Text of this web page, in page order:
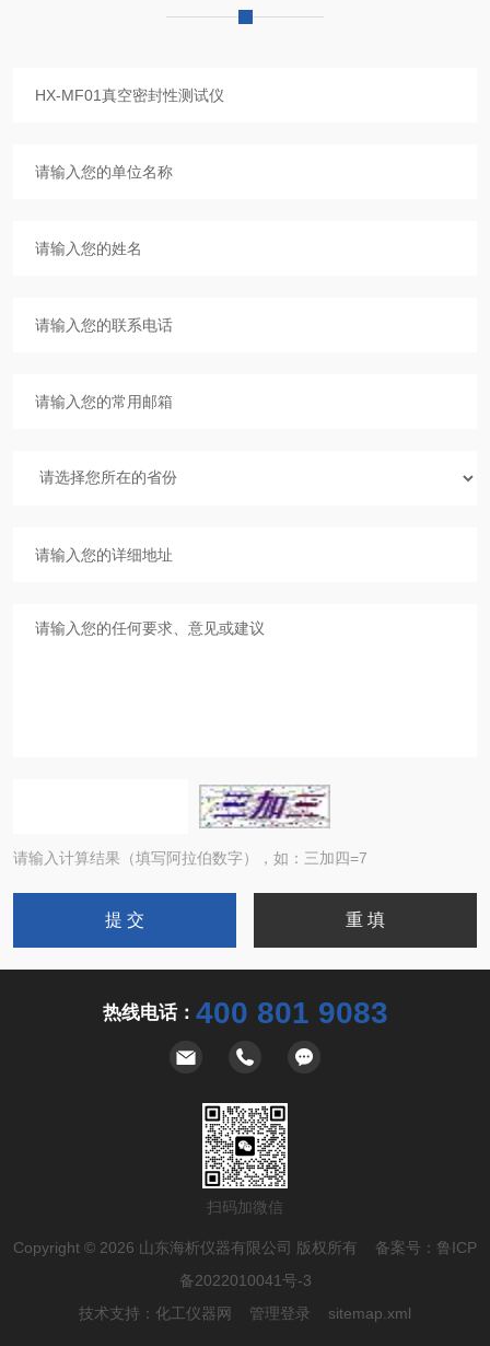
请输入计算结果（填写阿拉伯数字），如：三加四=7
热线电话： 400 801 9083
扫码加微信
Copyright © 2026 山东海析仪器有限公司 版权所有 备案号： 鲁ICP
备2022010041号-3
技术支持： 化工仪器网 管理登录 sitemap.xml